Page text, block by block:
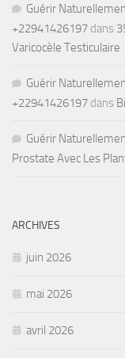
Guérir
+22941426197 dans
Varicocèle Testiculaire
Guérir
+22941426197 dans
Guérir
Prostate Avec Les
ARCHIVES
juin 2026
mai 2026
avril 2026